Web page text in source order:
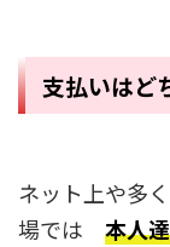
支払いはど
ネット上や多
場では 本人